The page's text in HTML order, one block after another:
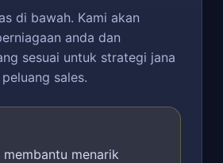
di bawah. Kami akan
anda dan
sesuai untuk strategi jana
sales.
menarik